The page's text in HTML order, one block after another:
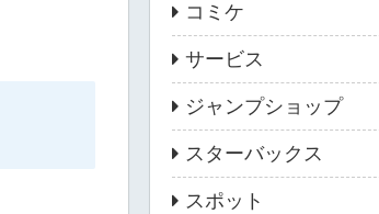
コミケ
サービス
ジャンプショップ
スターバックス
スポット